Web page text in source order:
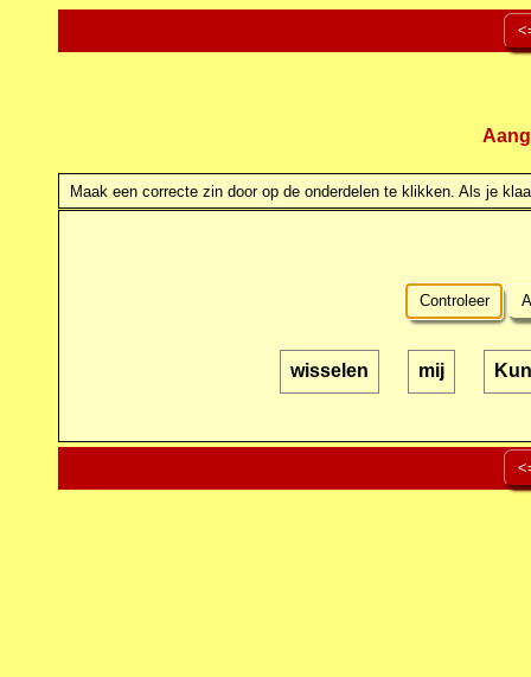
Maak een correcte zin door op de onderdelen te klikken. Als je
Controleer
wisselen mij